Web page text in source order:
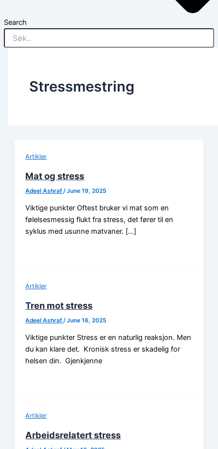
Search
Stressmestring
Artikler
Mat og stress
Adeel Ashraf /June 19, 2025
Viktige punkter Oftest bruker vi mat som en
følelsesmessig flukt fra stress, det fører til en
syklus med usunne matvaner. […]
Artikler
Tren mot stress
Adeel Ashraf/June 16, 2025
Viktige punkter Stress er en naturlig reaksjon. Men
du kan klare det. Kronisk stress er skadelig for
helsen din. Gjenkjenne
Artikler
Arbeidsrelatert stress